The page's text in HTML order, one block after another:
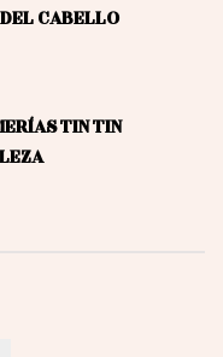
CABELLO
TIN TIN